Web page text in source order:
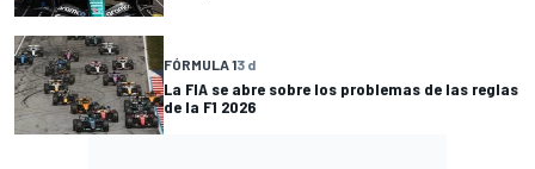
FÓRMULA 13 d
La FIA se abre sobre los problemas de las reglas
de la F1 2026